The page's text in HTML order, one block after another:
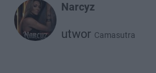
Narcyz
utwor Camasutra